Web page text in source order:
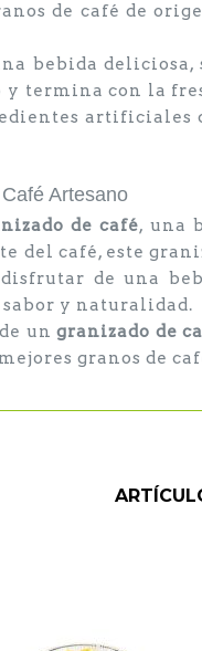
de café de
bebida
termina con la
artificiales
Artesano
de café, una
del café, este
de una
y naturalidad.
ungranizado de
granos de